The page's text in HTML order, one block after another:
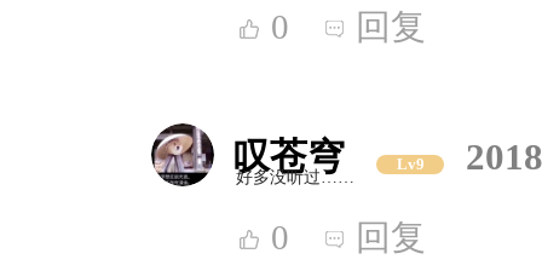
0 回复
叹苍穹 Lv9
好多没听过……
0 回复